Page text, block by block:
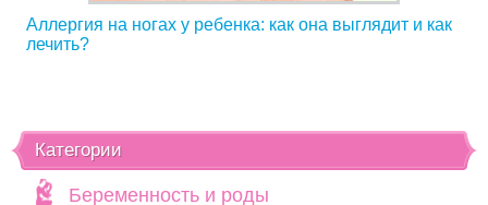
Аллергия на ногах у ребенка: как она выглядит и как
лечить?
Категории
Беременность и роды